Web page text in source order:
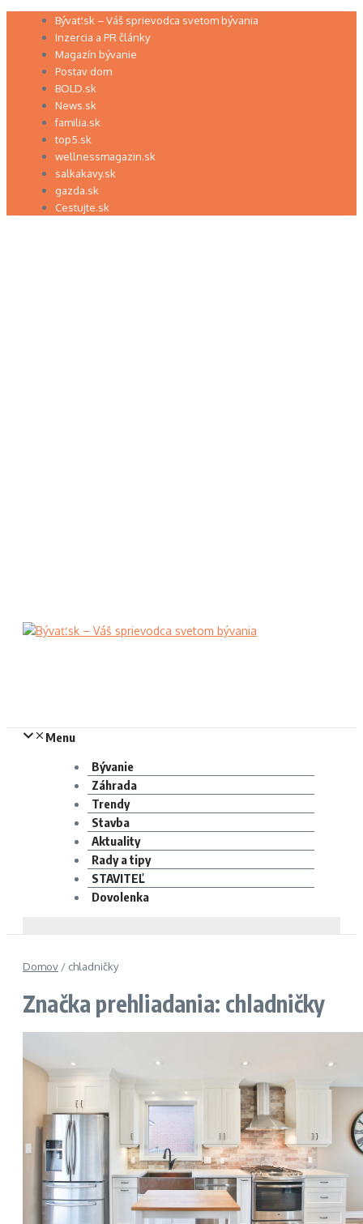
Preskočiť Bývať.sk – Váš sprievodca svetom bývania
Inzercia a PR články
Magazín bývanie
Postav dom
BOLD.sk
News.sk
familia.sk
top5.sk
wellnessmagazin.sk
salkakavy.sk
gazda.sk
Cestujte.sk
Menu
Bývanie
Záhrada
Trendy
Stavba
Aktuality
Rady a tipy
STAVITEĽ
Dovolenka
Domov / chladničky
Značka prehliadania: chladničky